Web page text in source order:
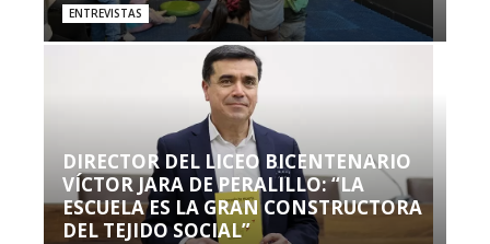
ENTREVISTAS
DIRECTOR DEL LICEO BICENTENARIO
VÍCTOR JARA DE PERALILLO: “LA
ESCUELA ES LA GRAN CONSTRUCTORA
DEL TEJIDO SOCIAL”